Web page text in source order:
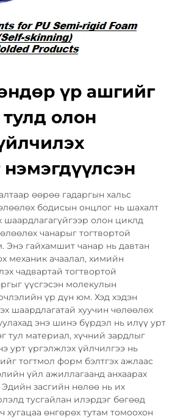
үр ашгийг
олон
өөрөө гадаргын хальс
бодисын онцлог нь шахалт
шаардлагагүйгээр олон циклд
чанарыг тогтвортой
Энэ гайхамшит чанар нь давтан
механик ачаалал, химийн
чадвартай тогтвортой
үүсгэсэн молекулын
үр дүн юм. Хэд хэдэн
шаардлагатай хуучин чөлөөлөх
энэ шинэ бүрдэл нь илүү урт
тул материал, хүчний зардлыг
урт үргэлжлэх үйлчилгээ нь
тогтмол форм бэлтгэх ажлаас
үйл ажиллагаанд анхаарах
засгийн нөлөө нь их
тусгайлан илэрдэг бөгөөд
өнгөрөх тутам томоохон